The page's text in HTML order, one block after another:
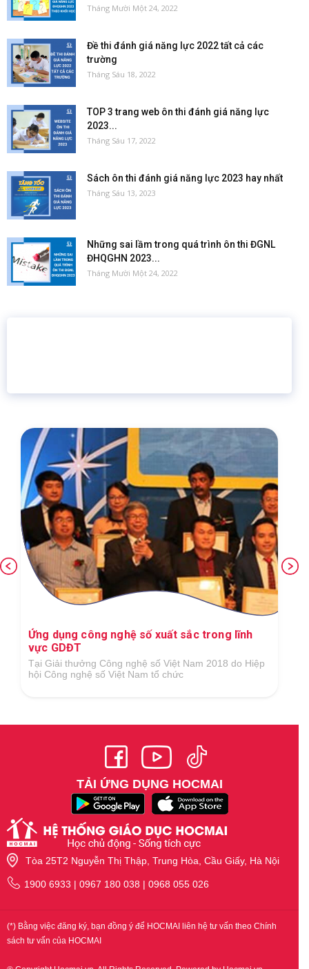
Tháng Mười Một 24, 2022
Đề thi đánh giá năng lực 2022 tất cả các
trường
Tháng Sáu 18, 2022
TOP 3 trang web ôn thi đánh giá năng lực
2023...
Tháng Sáu 17, 2022
Sách ôn thi đánh giá năng lực 2023 hay nhất
Tháng Sáu 13, 2023
Những sai lầm trong quá trình ôn thi ĐGNL
ĐHQGHN 2023...
Tháng Mười Một 24, 2022
Khen ngợi từ Bloomberg - Hãng thông tấn tài
chính Hoa Kỳ
Là đơn vị đi đầu trong lĩnh vực giáo dục với những bài
giảng miễn phí và tính phí, hướng dẫn học tập, cung
TẢI ỨNG DỤNG HOCMAI
Tòa 25T2 Nguyễn Thị Thập, Trung Hòa, Cầu Giấy, Hà Nội
1900 6933 | 0967 180 038 | 0968 055 026
(*) Bằng việc đăng ký, bạn đồng ý để HOCMAI liên hệ tư vấn theo Chính
sách tư vấn của HOCMAI